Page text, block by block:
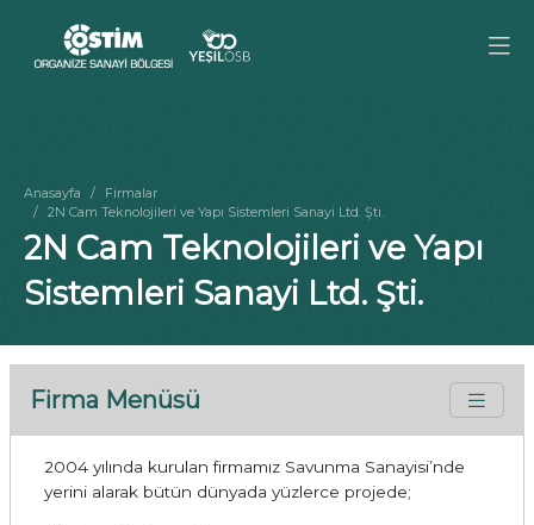
Anasayfa
Firmalar
2N Cam Teknolojileri ve Yapı Sistemleri Sanayi Ltd. Şti.
2N Cam Teknolojileri ve Yapı
Sistemleri Sanayi Ltd. Şti.
Firma Menüsü
2004 yılında kurulan firmamız Savunma Sanayisi’nde
yerini alarak bütün dünyada yüzlerce projede;